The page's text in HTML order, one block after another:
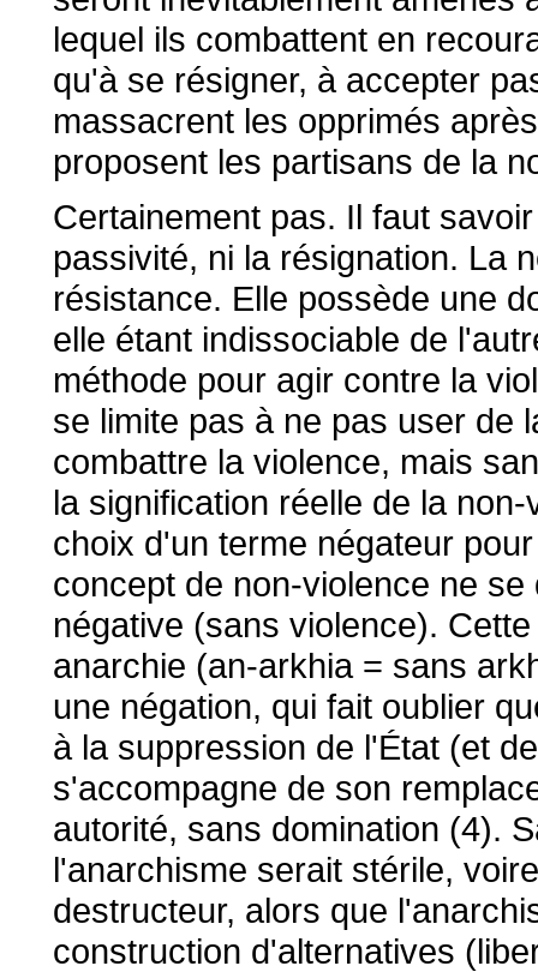
lequel ils combattent en
qu'à se résigner, à accepter
massacrent les opprimés
proposent les partisans de la
Certainement pas. Il faut
passivité, ni la résignation. La
résistance. Elle possède une
elle étant indissociable de
méthode pour agir contre la
se limite pas à ne pas user de
combattre la violence, mais
la signification réelle de la
choix d'un terme négateur
concept de non-violence ne
négative (sans violence).
anarchie (an-arkhia = sans
une négation, qui fait oublier
à la suppression de l'État (et
s'accompagne de son
autorité, sans domination (4).
l'anarchisme serait stérile,
destructeur, alors que
construction d'alternatives